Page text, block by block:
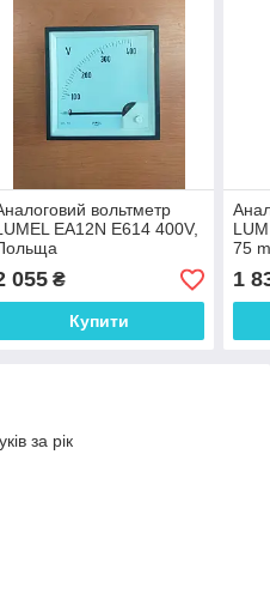
вольтметр
EA12N E614 400V,
055₴
Купити
75
1
за рік